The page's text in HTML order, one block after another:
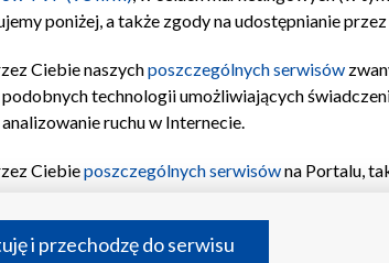
poniżej, a także zgody na udostępnianie
Ciebie naszychposzczególnych serwisów
technologii umożliwiających
ruchu w Internecie.
Ciebieposzczególnych serwisówna Portalu,
przechowywania informacji na urządzeniu lub
profilu spersonalizowanych treści,
i przechodzę do serwisu